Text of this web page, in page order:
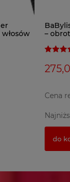
–
Cena
do